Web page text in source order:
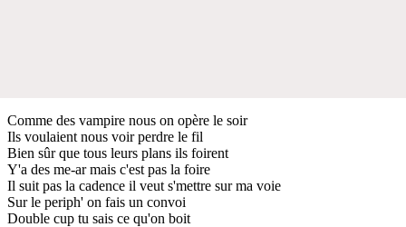
Comme des vampire nous on opère le soir
Ils voulaient nous voir perdre le fil
Bien sûr que tous leurs plans ils foirent
Y'a des me-ar mais c'est pas la foire
Il suit pas la cadence il veut s'mettre sur ma voie
Sur le periph' on fais un convoi
Double cup tu sais ce qu'on boit